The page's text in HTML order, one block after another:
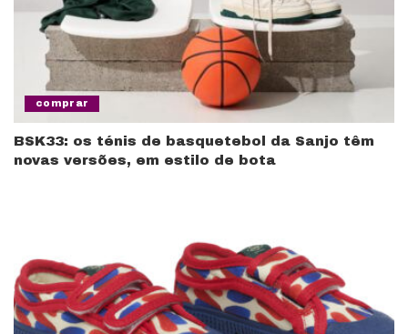
comprar
BSK33: os ténis de basquetebol da Sanjo têm
novas versões, em estilo de bota